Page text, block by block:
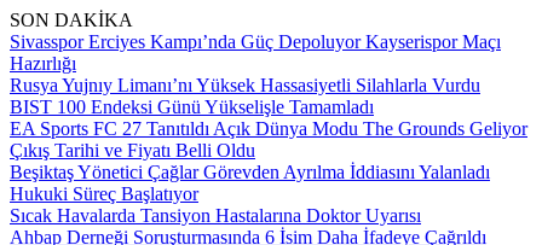
SON DAKİKA
Sivasspor Erciyes Kampı’nda Güç Depoluyor Kayserispor Maçı
Hazırlığı
Rusya Yujnıy Limanı’nı Yüksek Hassasiyetli Silahlarla Vurdu
BIST 100 Endeksi Günü Yükselişle Tamamladı
EA Sports FC 27 Tanıtıldı Açık Dünya Modu The Grounds Geliyor
Çıkış Tarihi ve Fiyatı Belli Oldu
Beşiktaş Yönetici Çağlar Görevden Ayrılma İddiasını Yalanladı
Hukuki Süreç Başlatıyor
Sıcak Havalarda Tansiyon Hastalarına Doktor Uyarısı
Ahbap Derneği Soruşturmasında 6 İsim Daha İfadeye Çağrıldı